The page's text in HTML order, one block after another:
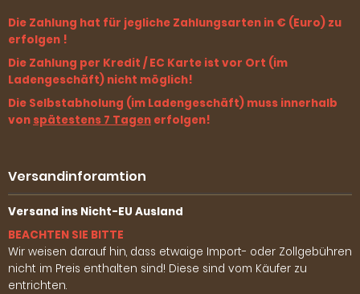
Die Zahlung hat für jegliche Zahlungsarten in € (Euro) zu
erfolgen !
Die Zahlung per Kredit / EC Karte ist vor Ort (im
Ladengeschäft) nicht möglich!
Die Selbstabholung (im Ladengeschäft) muss innerhalb
von spätestens 7 Tagen erfolgen!
Versandinforamtion
Versand ins Nicht-EU Ausland
BEACHTEN SIE BITTE
Wir weisen darauf hin, dass etwaige Import- oder Zollgebühren
nicht im Preis enthalten sind! Diese sind vom Käufer zu
entrichten.